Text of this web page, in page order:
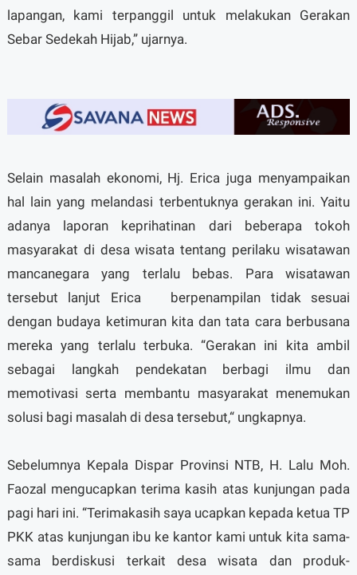
lapangan, kami terpanggil untuk melakukan Gerakan
Sebar Sedekah Hijab,” ujarnya.
Selain masalah ekonomi, Hj. Erica juga menyampaikan
hal lain yang melandasi terbentuknya gerakan ini. Yaitu
adanya laporan keprihatinan dari beberapa tokoh
masyarakat di desa wisata tentang perilaku wisatawan
mancanegara yang terlalu bebas. Para wisatawan
tersebut lanjut Erica berpenampilan tidak sesuai
dengan budaya ketimuran kita dan tata cara berbusana
mereka yang terlalu terbuka. “Gerakan ini kita ambil
sebagai langkah pendekatan berbagi ilmu dan
memotivasi serta membantu masyarakat menemukan
solusi bagi masalah di desa tersebut,“ ungkapnya.
Sebelumnya Kepala Dispar Provinsi NTB, H. Lalu Moh.
Faozal mengucapkan terima kasih atas kunjungan pada
pagi hari ini. “Terimakasih saya ucapkan kepada ketua TP
PKK atas kunjungan ibu ke kantor kami untuk kita sama-
sama berdiskusi terkait desa wisata dan produk-